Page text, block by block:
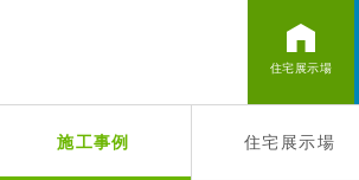
住宅展示場
施工事例 住宅展示場